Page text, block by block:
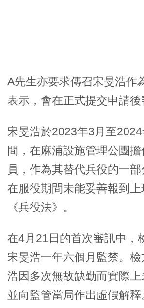
A先生亦要求傳召宋旻浩作
表示，會在正式提交申請後
宋旻浩於2023年3月至
間，在麻浦設施管理公團擔
員，作為其替代兵役的一
在服役期間未能妥善報到上
《兵役法》。
在4月21日的首次審訊中，
宋旻浩一年六個月監禁。
浩因多次無故缺勤而實際上
並向監管當局作出虛假解釋